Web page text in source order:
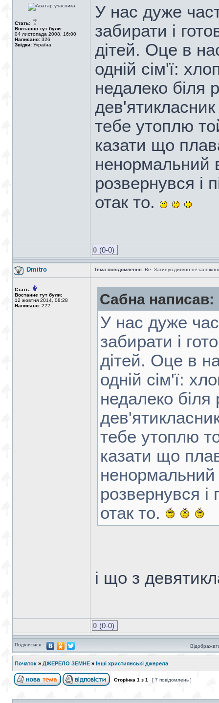
Стать:
Востаннє тут були:
04 листопада 2008, 16:00
Написано: 326
Звідки: Україна
У нас дуже
забирати і
дітей. Оце в
одній сім'ї:
недалеко біля
тебе утоплю
казати що
ненормальний
розвернувся і
отак то.
0 (0-0)
Dmitro Тема повідомлення: Re: Загинув диякон
Стать:
Востаннє тут були:
12 жовтня 2014, 08:28
Написано: 222 Сабна написав:
У нас дуже
забирати і
дітей. Оце в
одній сім'ї:
недалеко біля
тебе утоплю
казати що
ненормальний
розвернувся
отак то.
і що з
0 (0-0)
Поділитися:
Початок » ДЖЕРЕЛО ЗЕМНЕ » Інші християнські джерела
Сторінка 1 з 1 [ 7 повідомлень ]